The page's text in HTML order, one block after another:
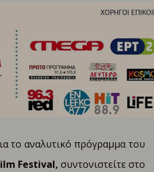
το αναλυτικό πρόγραμμα του
Festival, συντονιστείτε στο